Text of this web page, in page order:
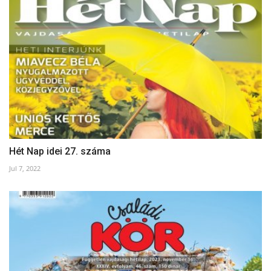
Hét Nap idei 27. száma
Jul 7, 2022